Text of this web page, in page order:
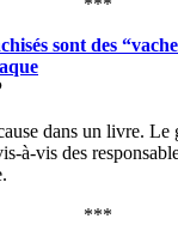
sont des
dans un livre. Le
à-vis des
***